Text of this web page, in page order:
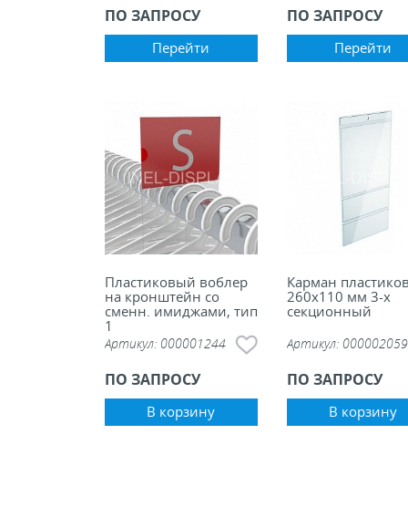
ПО ЗАПРОСУ
Перейти
ПО ЗАПРОСУ
Перейти
Пластиковый воблер
на кронштейн со
сменн. имиджами, тип
1
Артикул: 000001244
ПО ЗАПРОСУ
В корзину
Карман
260х110 мм 3-х
секционный
Артикул: 000002059
ПО ЗАПРОСУ
В корзину